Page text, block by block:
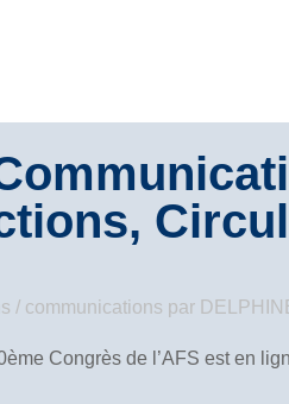
/ communications par
Congrès de l’AFS est en